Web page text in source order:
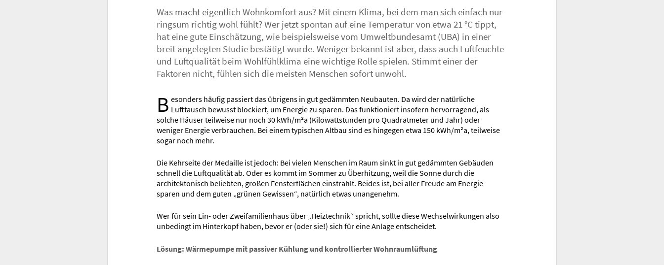
Was macht eigentlich Wohnkomfort aus? Mit einem Klima, bei dem man sich einfach nur
ringsum richtig wohl fühlt? Wer jetzt spontan auf eine Temperatur von etwa 21 °C tippt,
hat eine gute Einschätzung, wie beispielsweise vom Umweltbundesamt (UBA) in einer
breit angelegten Studie bestätigt wurde. Weniger bekannt ist aber, dass auch Luftfeuchte
und Luftqualität beim Wohlfühlklima eine wichtige Rolle spielen. Stimmt einer der
Faktoren nicht, fühlen sich die meisten Menschen sofort unwohl.
B esonders häufig passiert das übrigens in gut gedämmten Neubauten. Da wird der natürliche
Lufttausch bewusst blockiert, um Energie zu sparen. Das funktioniert insofern hervorragend, als
solche Häuser teilweise nur noch 30 kWh/m²a (Kilowattstunden pro Quadratmeter und Jahr) oder
weniger Energie verbrauchen. Bei einem typischen Altbau sind es hingegen etwa 150 kWh/m²a, teilweise
sogar noch mehr.
Die Kehrseite der Medaille ist jedoch: Bei vielen Menschen im Raum sinkt in gut gedämmten Gebäuden
schnell die Luftqualität ab. Oder es kommt im Sommer zu Überhitzung, weil die Sonne durch die
architektonisch beliebten, großen Fensterflächen einstrahlt. Beides ist, bei aller Freude am Energie
sparen und dem guten „grünen Gewissen“, natürlich etwas unangenehm.
Wer für sein Ein- oder Zweifamilienhaus über „Heiztechnik“ spricht, sollte diese Wechselwirkungen also
unbedingt im Hinterkopf haben, bevor er (oder sie!) sich für eine Anlage entscheidet.
Lösung: Wärmepumpe mit passiver Kühlung und kontrollierter Wohnraumlüftung